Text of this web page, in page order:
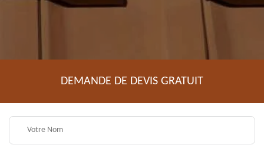
DEMANDE DE DEVIS GRATUIT